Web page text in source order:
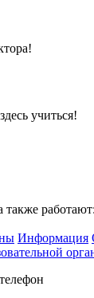
учиться!
работают:
Информация